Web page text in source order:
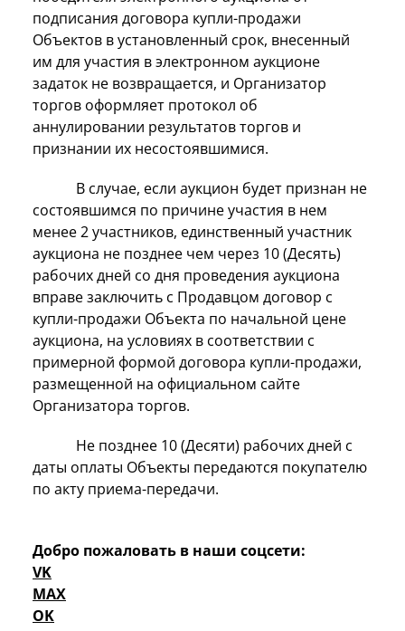
подписания договора купли-продажи
Объектов в установленный срок, внесенный
им для участия в электронном аукционе
задаток не возвращается, и Организатор
торгов оформляет протокол об
аннулировании результатов торгов и
признании их несостоявшимися.
В случае, если аукцион будет признан не
состоявшимся по причине участия в нем
менее 2 участников, единственный участник
аукциона не позднее чем через 10 (Десять)
рабочих дней со дня проведения аукциона
вправе заключить с Продавцом договор с
купли-продажи Объекта по начальной цене
аукциона, на условиях в соответствии с
примерной формой договора купли-продажи,
размещенной на официальном сайте
Организатора торгов.
Не позднее 10 (Десяти) рабочих дней с
даты оплаты Объекты передаются покупателю
по акту приема-передачи.
Добро пожаловать в наши соцсети:
VK
MAX
OK